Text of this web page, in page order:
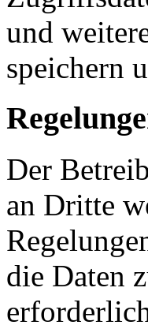
und
speichern
Der
an Dritte
die Daten